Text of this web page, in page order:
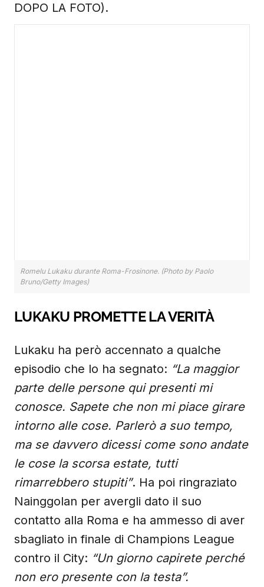
DOPO LA FOTO).
Romelu Lukaku durante Roma-Frosinone. (Photo by Paolo
Bruno/Getty Images)
LUKAKU PROMETTE LA VERITÀ
Lukaku ha però accennato a qualche
episodio che lo ha segnato: “La maggior
parte delle persone qui presenti mi
conosce. Sapete che non mi piace girare
intorno alle cose. Parlerò a suo tempo,
ma se davvero dicessi come sono andate
le cose la scorsa estate, tutti
rimarrebbero stupiti”. Ha poi ringraziato
Nainggolan per avergli dato il suo
contatto alla Roma e ha ammesso di aver
sbagliato in finale di Champions League
contro il City: “Un giorno capirete perché
non ero presente con la testa”.